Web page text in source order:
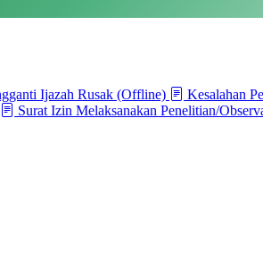
Ijazah Rusak (Offline) Kesalahan
Surat Izin Melaksanakan Penelitian/